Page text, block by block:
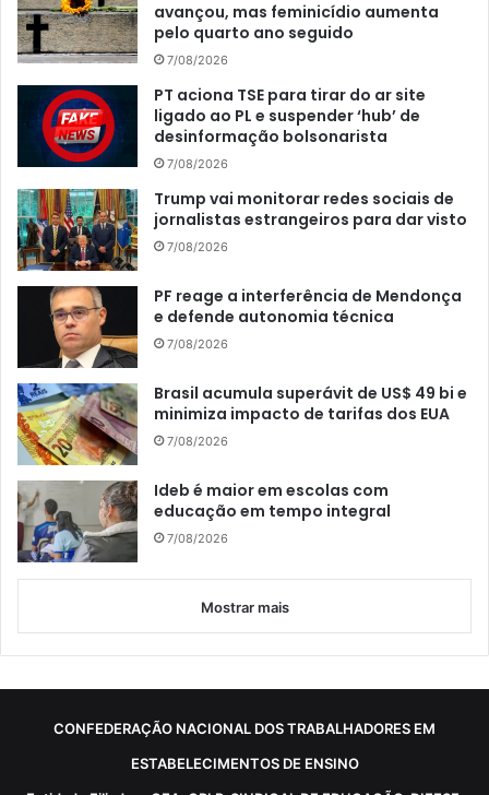
avançou, mas feminicídio aumenta
pelo quarto ano seguido
7/08/2026
PT aciona TSE para tirar do ar site
ligado ao PL e suspender ‘hub’ de
desinformação bolsonarista
7/08/2026
Trump vai monitorar redes sociais de
jornalistas estrangeiros para dar visto
7/08/2026
PF reage a interferência de Mendonça
e defende autonomia técnica
7/08/2026
Brasil acumula superávit de US$ 49 bi e
minimiza impacto de tarifas dos EUA
7/08/2026
Ideb é maior em escolas com
educação em tempo integral
7/08/2026
Mostrar mais
CONFEDERAÇÃO NACIONAL DOS TRABALHADORES EM
ESTABELECIMENTOS DE ENSINO